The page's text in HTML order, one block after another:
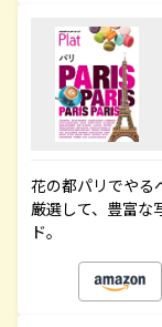
花の都パリでやる
厳選して、豊富な
ド。